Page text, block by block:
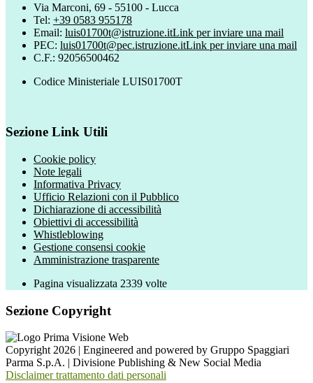
Via Marconi, 69 - 55100 - Lucca
Tel: +39 0583 955178
Email: luis01700t@istruzione.itLink per inviare una mail
PEC: luis01700t@pec.istruzione.itLink per inviare una mail
C.F.: 92056500462
Codice Ministeriale LUIS01700T
Sezione Link Utili
Cookie policy
Note legali
Informativa Privacy
Ufficio Relazioni con il Pubblico
Dichiarazione di accessibilità
Obiettivi di accessibilità
Whistleblowing
Gestione consensi cookie
Amministrazione trasparente
Pagina visualizzata 2339 volte
Sezione Copyright
Copyright 2026 | Engineered and powered by Gruppo Spaggiari
Parma S.p.A. | Divisione Publishing & New Social Media
Disclaimer trattamento dati personali